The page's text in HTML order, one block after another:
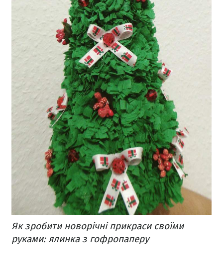
Як зробити новорічні прикраси своїми
руками: ялинка з гофропаперу